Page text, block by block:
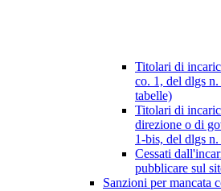
Titolari di
co. 1, del dlgs
tabelle)
Titolari di
direzione o di
1-bis, del dlgs
Cessati
pubblicare sul
Sanzioni per mancata